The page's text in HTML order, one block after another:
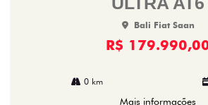
Bali Fiat Saan
R$
0 km
Mais informações